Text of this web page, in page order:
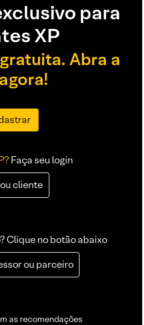
para
XP
Abra a
Faça seu login
cliente
Clique no botão abaixo
ou parceiro
as recomendações